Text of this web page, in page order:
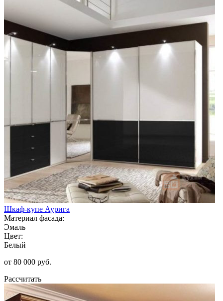
Шкаф-купе Аурига
Материал фасада:
Эмаль
Цвет:
Белый
от 80 000 руб.
Рассчитать